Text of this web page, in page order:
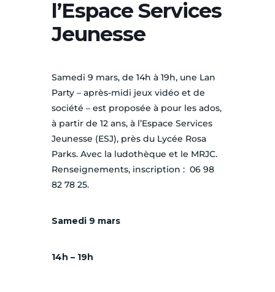
l’Espace Services
Jeunesse
Samedi 9 mars, de 14h à 19h, une Lan
Party – après-midi jeux vidéo et de
société – est proposée à pour les ados,
à partir de 12 ans, à l’Espace Services
Jeunesse (ESJ), près du Lycée Rosa
Parks. Avec la ludothèque et le MRJC.
Renseignements, inscription : 06 98
82 78 25.
Samedi 9 mars
14h – 19h